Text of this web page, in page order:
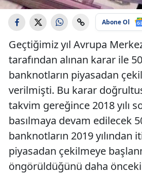
Abone Ol
Geçtiğimiz yıl Avrupa
tarafından alınan karar ile
banknotların piyasadan
verilmişti. Bu karar
takvim gereğince 2018 yılı
basılmaya devam edilecek
banknotların 2019 yılından
piyasadan çekilmeye
öngörüldüğünü daha